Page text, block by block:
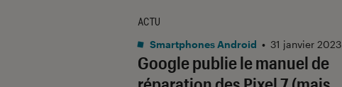
Google publie le manuel de
ACTU
Smartphones Android • 31 janvier 2023